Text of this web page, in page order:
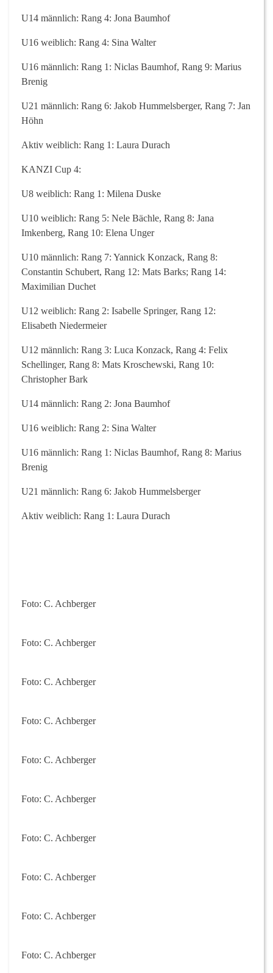
U14 männlich: Rang 4: Jona Baumhof
U16 weiblich: Rang 4: Sina Walter
U16 männlich: Rang 1: Niclas Baumhof, Rang 9: Marius
Brenig
U21 männlich: Rang 6: Jakob Hummelsberger, Rang 7: Jan
Höhn
Aktiv weiblich: Rang 1: Laura Durach
KANZI Cup 4:
U8 weiblich: Rang 1: Milena Duske
U10 weiblich: Rang 5: Nele Bächle, Rang 8: Jana
Imkenberg, Rang 10: Elena Unger
U10 männlich: Rang 7: Yannick Konzack, Rang 8:
Constantin Schubert, Rang 12: Mats Barks; Rang 14:
Maximilian Duchet
U12 weiblich: Rang 2: Isabelle Springer, Rang 12:
Elisabeth Niedermeier
U12 männlich: Rang 3: Luca Konzack, Rang 4: Felix
Schellinger, Rang 8: Mats Kroschewski, Rang 10:
Christopher Bark
U14 männlich: Rang 2: Jona Baumhof
U16 weiblich: Rang 2: Sina Walter
U16 männlich: Rang 1: Niclas Baumhof, Rang 8: Marius
Brenig
U21 männlich: Rang 6: Jakob Hummelsberger
Aktiv weiblich: Rang 1: Laura Durach
Foto: C. Achberger
Foto: C. Achberger
Foto: C. Achberger
Foto: C. Achberger
Foto: C. Achberger
Foto: C. Achberger
Foto: C. Achberger
Foto: C. Achberger
Foto: C. Achberger
Foto: C. Achberger